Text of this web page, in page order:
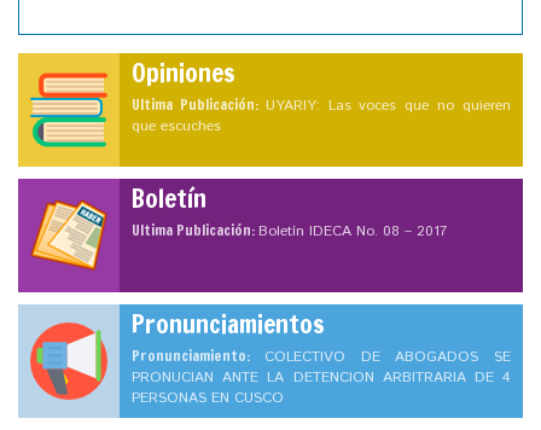
Opiniones
Ultima Publicación: UYARIY: Las voces que no quieren
que escuches
Boletín
Ultima Publicación:Boletín IDECA No. 08 – 2017
Pronunciamientos
Pronunciamiento: COLECTIVO DE ABOGADOS SE
PRONUCIAN ANTE LA DETENCION ARBITRARIA DE 4
PERSONAS EN CUSCO